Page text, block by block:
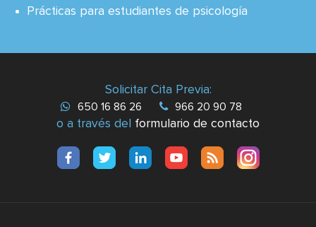
Prácticas para estudiantes de psicología
Solicitar Cita Previa:
650 16 86 26 966 20 90 78
o a través del formulario de contacto